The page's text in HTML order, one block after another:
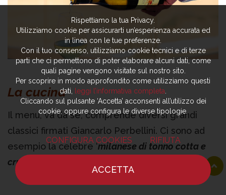
La cucina
Il menu, va da sé, comprende diversi grandi
classici firmati Giancarlo Perbellini. Ci sono ad
esempio la celebre ‘milanese di tonno cotta e
cruda’,
, rilettura di una
preparazione che elimina la frittura senza
Rispettiamo la tua Privacy.
Utilizziamo cookie per assicurarti un’esperienza accurata ed
in linea con le tue preferenze.
Con il tuo consenso, utilizziamo cookie tecnici e di terze
parti che ci permettono di poter elaborare alcuni dati, come
quali pagine vengono visitate sul nostro sito.
Per scoprire in modo approfondito come utilizziamo questi
dati,
leggi l’informativa completa
Cliccando sul pulsante ‘Accetta’ acconsenti all’utilizzo dei
cookie, oppure configura le diverse tipologie.
CONFIGURA COOKIES RIFIUTA
ACCETTA